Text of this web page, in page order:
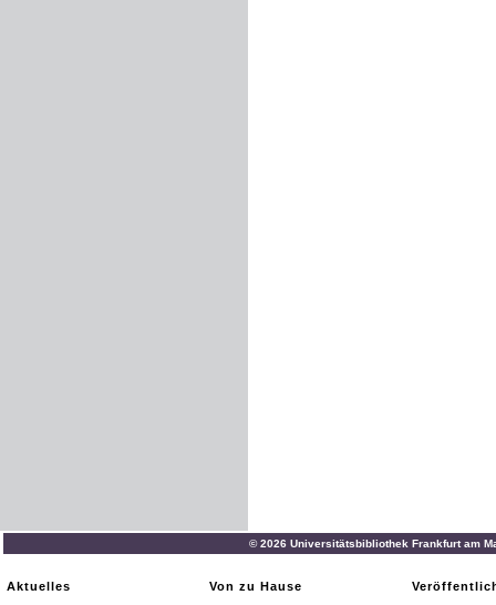
© 2026 Universitätsbibliothek Frankfurt am
Aktuelles
Von zu Hause